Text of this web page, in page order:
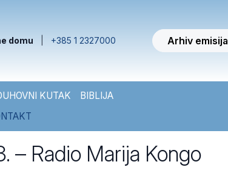
domu +385 1 2327000 Arhiv emisija
KUTAK
BIBLIJA
– Radio Marija Kongo